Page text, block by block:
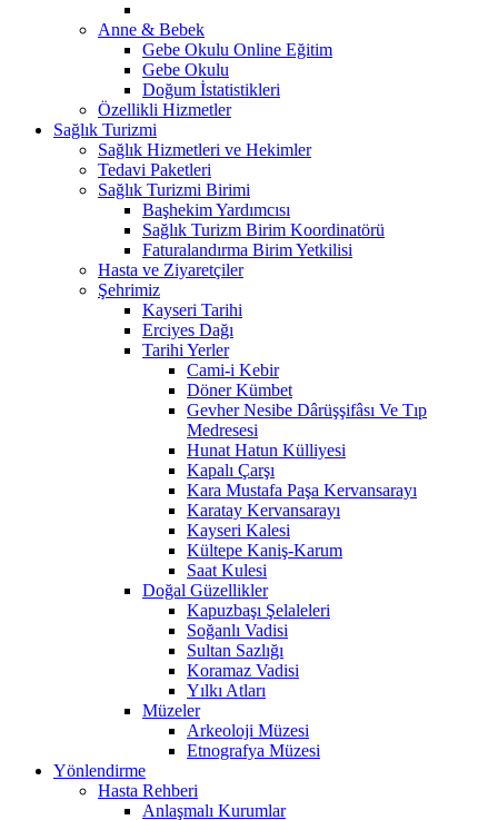
Anne & Bebek
Gebe Okulu Online Eğitim
Gebe Okulu
Doğum İstatistikleri
Özellikli Hizmetler
Sağlık Turizmi
Sağlık Hizmetleri ve Hekimler
Tedavi Paketleri
Sağlık Turizmi Birimi
Başhekim Yardımcısı
Sağlık Turizm Birim Koordinatörü
Faturalandırma Birim Yetkilisi
Hasta ve Ziyaretçiler
Şehrimiz
Kayseri Tarihi
Erciyes Dağı
Tarihi Yerler
Cami-i Kebir
Döner Kümbet
Gevher Nesibe Dârüşşifâsı Ve Tıp
Medresesi
Hunat Hatun Külliyesi
Kapalı Çarşı
Kara Mustafa Paşa Kervansarayı
Karatay Kervansarayı
Kayseri Kalesi
Kültepe Kaniş-Karum
Saat Kulesi
Doğal Güzellikler
Kapuzbaşı Şelaleleri
Soğanlı Vadisi
Sultan Sazlığı
Koramaz Vadisi
Yılkı Atları
Müzeler
Arkeoloji Müzesi
Etnografya Müzesi
Yönlendirme
Hasta Rehberi
Anlaşmalı Kurumlar